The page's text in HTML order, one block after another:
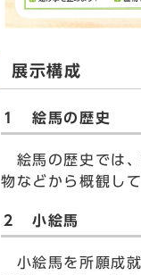
展示構成
１ 絵馬の歴史
絵馬の歴史では、
物などから概観し
２ 小絵馬
小絵馬を所願成就